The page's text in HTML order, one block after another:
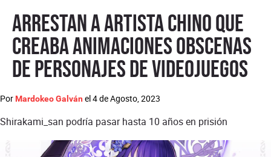
Arrestan a artista chino que
creaba animaciones obscenas
de personajes de videojuegos
Por Mardokeo Galván el4 de Agosto, 2023
Shirakami_san podría pasar hasta 10 años en prisión